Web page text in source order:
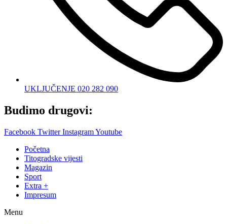
UKLJUČENJE 020 282 090
Budimo drugovi:
Facebook Twitter InstagramYoutube
Početna
Titogradske vijesti
Magazin
Sport
Extra +
Impresum
Menu